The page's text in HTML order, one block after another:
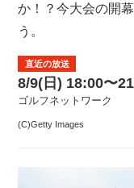
か！？今大会の開
う。
直近の放送
8/9(日) 18:00〜
ゴルフネットワーク
(C)Getty Images